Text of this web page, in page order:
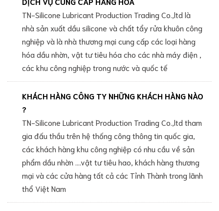
TN-Silicone Lubricant Production Trading Co.,ltd là
nhà sản xuất dầu silicone và chất tẩy rửa khuôn công
nghiệp và là nhà thương mại cung cấp các loại hàng
hóa dầu nhờn, vật tư tiêu hóa cho các nhà máy điện ,
các khu công nghiệp trong nước và quốc tế
KHÁCH HÀNG CÔNG TY NHỮNG KHÁCH HÀNG NÀO
?
TN-Silicone Lubricant Production Trading Co.,ltd tham
gia đấu thầu trên hệ thống công thông tin quốc gia,
các khách hàng khu công nghiệp có nhu cầu về sản
phẩm dầu nhờn ....vật tư tiêu hao, khách hàng thương
mại và các cửa hàng tất cả các Tỉnh Thành trong lãnh
thổ Việt Nam